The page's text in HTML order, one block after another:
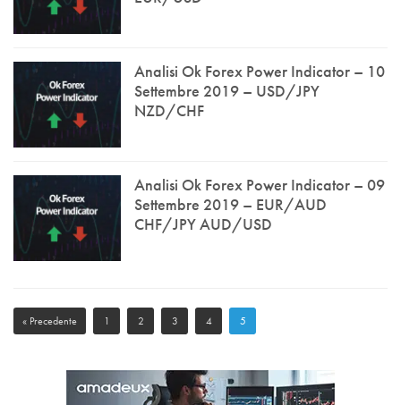
Analisi Ok Forex Power Indicator – 10
Settembre 2019 – USD/JPY
NZD/CHF
Analisi Ok Forex Power Indicator – 09
Settembre 2019 – EUR/AUD
CHF/JPY AUD/USD
« Precedente 1 2 3 4 5